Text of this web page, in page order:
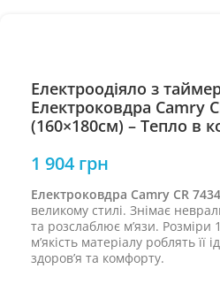
Електроодіяло з
Електроковдра Camry
(160×180см) – Тепло в
1 904 грн
Електроковдра Camry CR 7434
великому стилі. Знімає
та розслаблює м’язи. Розміри
м’якість матеріалу роблять
здоров’я та комфорту.